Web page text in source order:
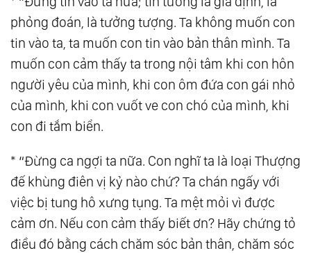
87.Sức Mạnh Của Sự Dịu Dàng
88.Tâm Lương Thiện Tỏa Sáng, Thơm Người
Và Cũng Ấm Mình
89. Cách Dòng Ý Thức Tác Động Lên Cuộc
Đời Bạn
90. Hành Trình Của Giác Ngộ
91.
Sáng Thế Chủ
92.Người Thầy Lớn Nhất
93. Phẩm Hạnh Của Lòng Vị Kỷ
94.Con Đường Trung Đạo
95.Chân Tâm
phỏng đoán, là tưởng tượng. Ta không muốn con
tin vào ta, ta muốn con tin vào bản thân mình. Ta
muốn con cảm thấy ta trong nội tâm khi con hôn
người yêu của mình, khi con ôm đứa con gái nhỏ
của mình, khi con vuốt ve con chó của mình, khi
con đi tắm biển.
* “Đừng ca ngợi ta nữa. Con nghĩ ta là loại Thượng
đế khùng điên vị kỷ nào chứ? Ta chán ngấy với
việc bị tung hô xưng tụng. Ta mệt mỏi vì được
cảm ơn. Nếu con cảm thấy biết ơn? Hãy chứng tỏ
điều đó bằng cách chăm sóc bản thân, chăm sóc